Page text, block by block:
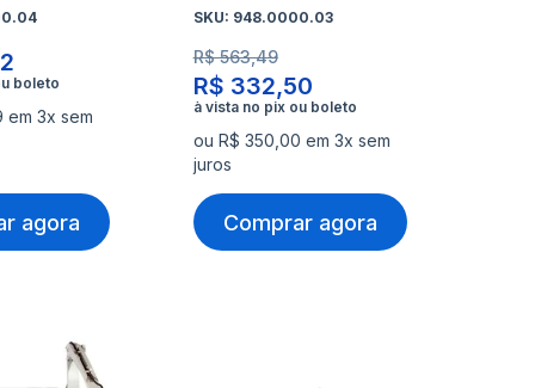
em 3x sem
agora
SKU: 948.0000.03
R$ 332,50
R$ 563,49
ou R$ 350,00 em 3x sem
juros
Comprar agora